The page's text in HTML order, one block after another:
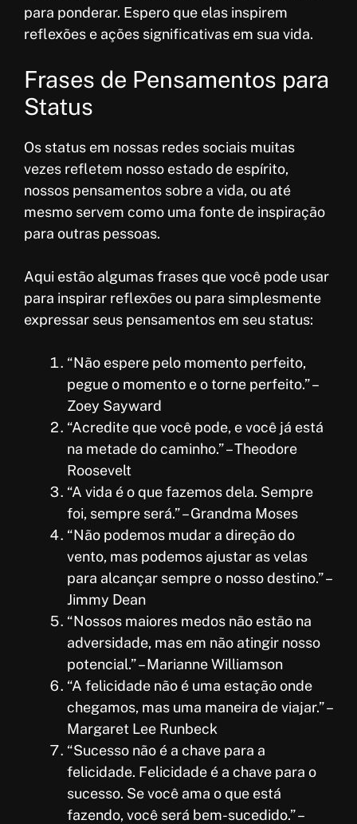
para ponderar. Espero que elas inspirem
reflexões e ações significativas em sua vida.
Frases de Pensamentos para
Status
Os status em nossas redes sociais muitas
vezes refletem nosso estado de espírito,
nossos pensamentos sobre a vida, ou até
mesmo servem como uma fonte de inspiração
para outras pessoas.
Aqui estão algumas frases que você pode usar
para inspirar reflexões ou para simplesmente
expressar seus pensamentos em seu status:
“Não espere pelo momento perfeito,
pegue o momento e o torne perfeito.” –
Zoey Sayward
“Acredite que você pode, e você já está
na metade do caminho.” – Theodore
Roosevelt
“A vida é o que fazemos dela. Sempre
foi, sempre será.” – Grandma Moses
“Não podemos mudar a direção do
vento, mas podemos ajustar as velas
para alcançar sempre o nosso destino.” –
Jimmy Dean
“Nossos maiores medos não estão na
adversidade, mas em não atingir nosso
potencial.” – Marianne Williamson
“A felicidade não é uma estação onde
chegamos, mas uma maneira de viajar.” –
Margaret Lee Runbeck
“Sucesso não é a chave para a
felicidade. Felicidade é a chave para o
sucesso. Se você ama o que está
fazendo, você será bem-sucedido.” –